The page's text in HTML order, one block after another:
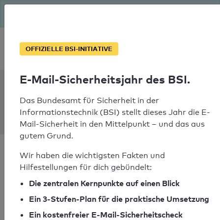
Soforthilfe bei Notfällen
microresist-
test.de
SPF-Check bestanden
Ihr SPF-Record Prüfergebnis
OFFIZIELLE BSI-INITIATIVE
E-Mail-Sicherheitsjahr des BSI.
Das Bundesamt für Sicherheit in der
Informationstechnik (BSI) stellt dieses Jahr die E-
Mail-Sicherheit in den Mittelpunkt – und das aus
gutem Grund.
Wir haben die wichtigsten Fakten und
Hilfestellungen für dich gebündelt:
Die zentralen Kernpunkte auf einen Blick
Ein 3-Stufen-Plan für die praktische Umsetzung
Ein kostenfreier E-Mail-Sicherheitscheck